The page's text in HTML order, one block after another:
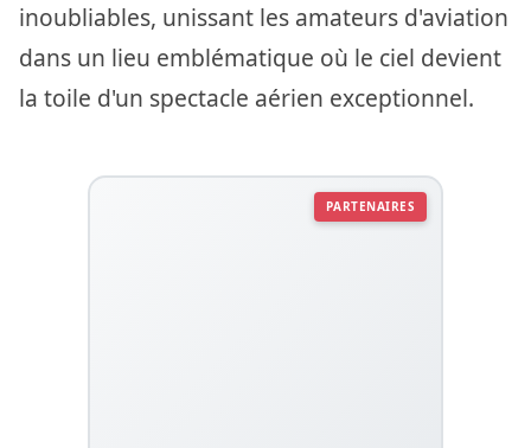
inoubliables, unissant les amateurs d'aviation
dans un lieu emblématique où le ciel devient
la toile d'un spectacle aérien exceptionnel.
PARTENAIRES